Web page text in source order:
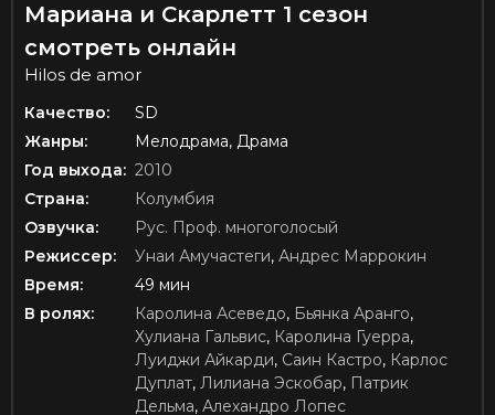
Мариана и Скарлетт 1 сезон
смотреть онлайн
Hilos de amor
Качество:
SD
Жанры:
Мелодрама, Драма
Год выхода: 2010
Страна:
Колумбия
Озвучка:
Рус. Проф. многоголосый
Режиссер:
Унаи Амучастеги, Андрес Маррокин
Время:
49 мин
В ролях:
Каролина Асеведо, Бьянка Аранго,
Хулиана Гальвис, Каролина Гуерра,
Луиджи Айкарди, Саин Кастро, Карлос
Дуплат, Лилиана Эскобар, Патрик
Дельма, Алехандро Лопес